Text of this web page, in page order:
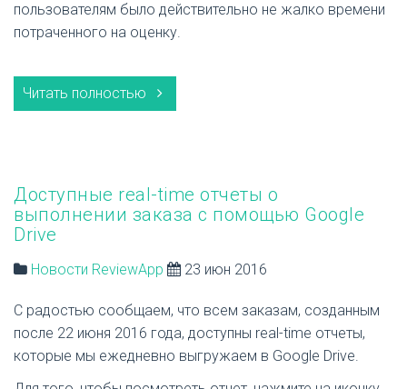
пользователям было действительно не жалко времени
потраченного на оценку.
Читать полностью
Доступные real-time отчеты о
выполнении заказа с помощью Google
Drive
Новости ReviewApp 23 июн 2016
С радостью сообщаем, что всем заказам, созданным
после 22 июня 2016 года, доступны real-time отчеты,
которые мы ежедневно выгружаем в Google Drive.